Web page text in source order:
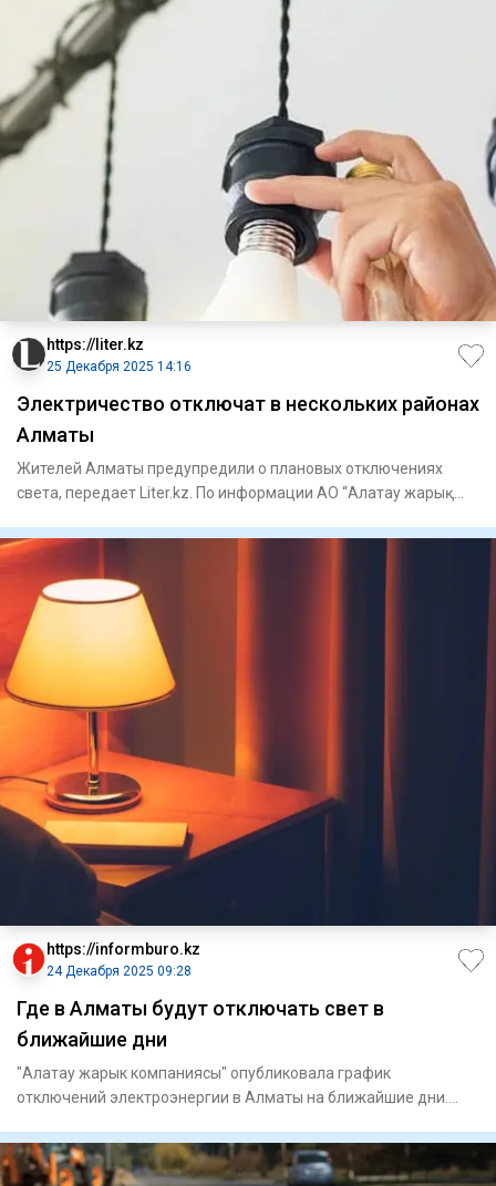
https://liter.kz
25 Декабря 2025 14:16
Электричество отключат в нескольких районах
Алматы
Жителей Алматы предупредили о плановых отключениях
света, передает Liter.kz. По информации АО “Алатау жарық
https://informburo.kz
24 Декабря 2025 09:28
Где в Алматы будут отключать свет в
ближайшие дни
"Алатау жарык компаниясы" опубликовала график
отключений электроэнергии в Алматы на ближайшие дни.